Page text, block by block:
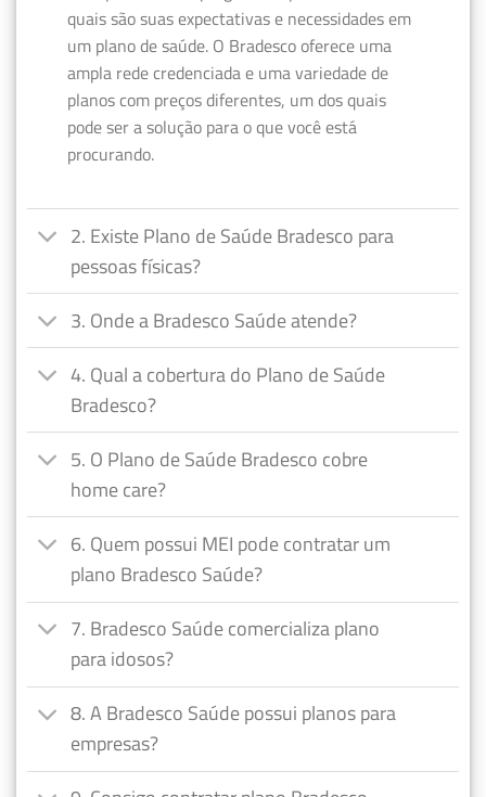
quais são suas expectativas e necessidades em
um plano de saúde. O Bradesco oferece uma
ampla rede credenciada e uma variedade de
planos com preços diferentes, um dos quais
pode ser a solução para o que você está
procurando.
2. Existe Plano de Saúde Bradesco para
pessoas físicas?
3. Onde a Bradesco Saúde atende?
4. Qual a cobertura do Plano de Saúde
Bradesco?
5. O Plano de Saúde Bradesco cobre
home care?
6. Quem possui MEI pode contratar um
plano Bradesco Saúde?
7. Bradesco Saúde comercializa plano
para idosos?
8. A Bradesco Saúde possui planos para
empresas?